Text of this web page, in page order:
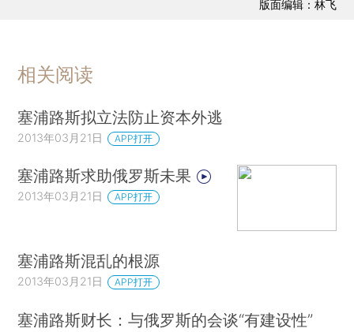
版面编辑：林飞
相关阅读
塞浦路斯拟立法防止资本外逃
2013年03月21日 APP打开
塞浦路斯求助俄罗斯未果
2013年03月21日 APP打开
塞浦路斯混乱的根源
2013年03月21日 APP打开
塞浦路斯财长：与俄罗斯的会谈“有建设性”